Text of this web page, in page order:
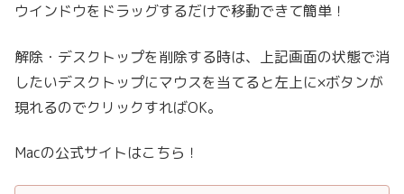
ウインドウをドラッグするだけで移動できて簡単！
解除・デスクトップを削除する時は、上記画面の状態で消
したいデスクトップにマウスを当てると左上に×ボタンが
現れるのでクリックすればOK。
Macの公式サイトはこちら！